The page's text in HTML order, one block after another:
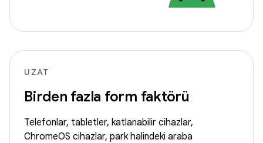
UZAT
Birden fazla form faktörü
Telefonlar, tabletler, katlanabilir cihazlar,
ChromeOS cihazlar, park halindeki araba